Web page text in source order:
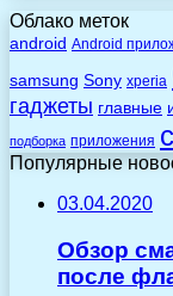
Облако меток
android Android
samsung Sony xperia
гаджеты главные
подборка приложения
Популярные
03.04.2020
Обзор
после